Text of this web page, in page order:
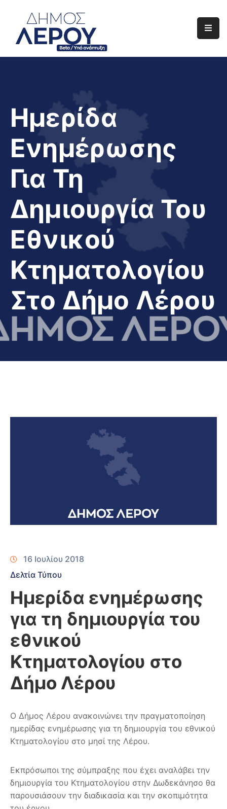
Αρχική
Διαφάνεια
Το
Νησί
Μας
Ημερίδα
Ενημέρωσης
Για Τη
Δημιουργία Του
Εθνικού
Κτηματολογίου
Στο Δήμο Λέρου
16 Ιουλίου 2018
Δελτία Τύπου
Ημερίδα ενημέρωσης
για τη δημιουργία του
εθνικού
Κτηματολογίου στο
Δήμο Λέρου
Ο Δήμος Λέρου ανακοινώνει την πραγματοποίηση
ημερίδας ενημέρωσης για τη δημιουργία του εθνικού
Κτηματολογίου στο μησί της Λέρου.
Εκπρόσωποι της σύμπραξης που έχει αναλάβει την
δημιουργία του Κτηματολογίου στην Δωδεκάνησο θα
παρουσιάσουν την διαδικασία και την σκοπιμότητα